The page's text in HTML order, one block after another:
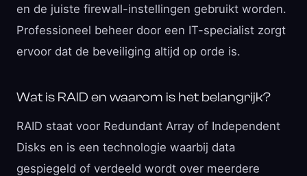
en de juiste firewall-instellingen gebruikt worden.
Professioneel beheer door een IT-specialist zorgt
ervoor dat de beveiliging altijd op orde is.
Wat is RAID en waarom is het belangrijk?
RAID staat voor Redundant Array of Independent
Disks en is een technologie waarbij data
gespiegeld of verdeeld wordt over meerdere